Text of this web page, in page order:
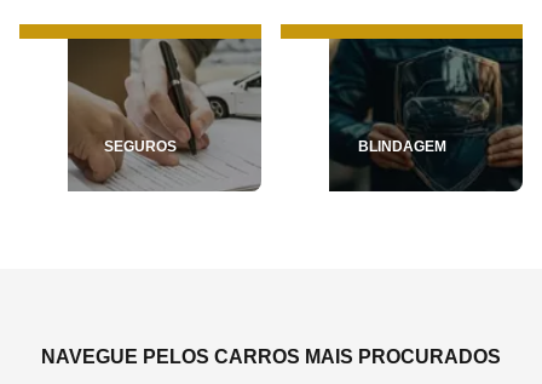
SEGUROS BLINDAGEM
NAVEGUE PELOS CARROS MAIS PROCURADOS